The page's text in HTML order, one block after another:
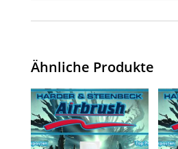
Ähnliche Produkte